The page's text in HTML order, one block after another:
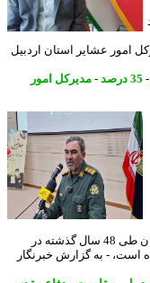
عشایر استان اردبیل
-مدیرکل امور
مقاومت استان اردبیل گفت: همان گونه که ملت ایران طی 48 سال گذشته در
- به گزارش خبرنگار